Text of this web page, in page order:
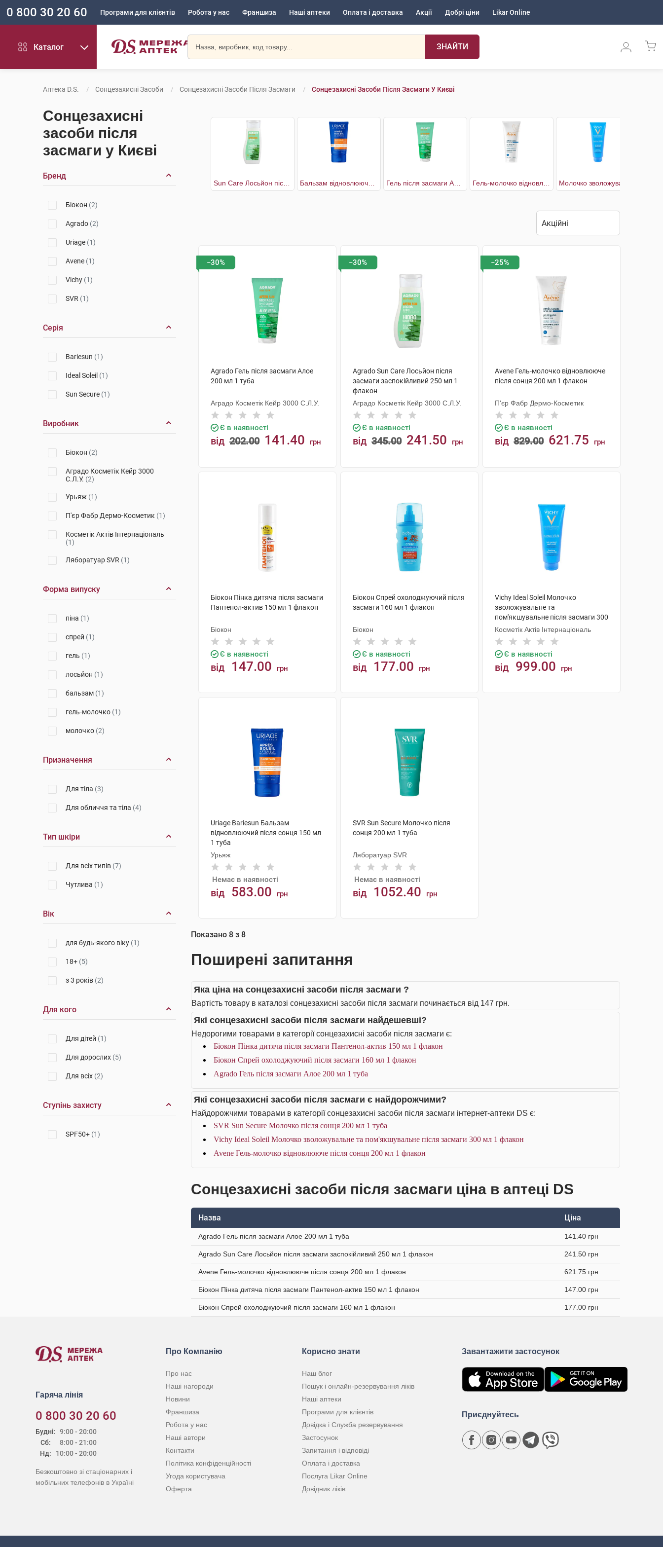
0 800 30 20 60 Програми для клієнтів Робота у нас Франшиза Наші аптеки Оплата і доставка Акції Добрі ціни Likar Online
Каталог ЗНАЙТИ
Аптека D.S. Сонцезахисні Засоби Сонцезахисні Засоби Після Засмаги Сонцезахисні Засоби Після Засмаги У Києві
Сонцезахисні
засоби після
засмаги у Києві
Бренд
Біокон (2)
Agrado (2)
Uriage (1)
Avene (1)
Vichy (1)
SVR (1)
Серія
Bariesun (1)
Ideal Soleil (1)
Sun Secure (1)
Виробник
Біокон (2)
Аградо Косметік Кейр 3000
С.Л.У. (2)
Урьяж (1)
П'єр Фабр Дермо-Косметик (1)
Косметік Актів Інтернаціональ
(1)
Ляборатуар SVR (1)
Форма випуску
піна (1)
спрей (1)
гель (1)
лосьйон (1)
бальзам (1)
гель-молочко (1)
молочко (2)
Призначення
Для тіла (3)
Для обличчя та тіла (4)
Тип шкіри
Для всіх типів (7)
Чутлива (1)
Вік
для будь-якого віку (1)
18+ (5)
з 3 років (2)
Для кого
Для дітей (1)
Для дорослих (5)
Для всіх (2)
Ступінь захисту
SPF50+ (1)
−30%
Agrado Гель після засмаги Алое
200 мл 1 туба
Аградо Косметік Кейр 3000 С.Л.У.
Є в наявності
від 202.00 141.40 грн
−30%
Agrado Sun Care Лосьйон після
засмаги заспокійливий 250 мл 1
флакон
Аградо Косметік Кейр 3000 С.Л.У.
Є в наявності
від 345.00 241.50 грн
−25%
Avene Гель-молочко відновлюючe
після сонця 200 мл 1 флакон
П'єр Фабр Дермо-Косметик
Є в наявності
від 829.00 621.75 грн
Біокон Пінка дитяча після засмаги
Пантенол-актив 150 мл 1 флакон
Біокон
Є в наявності
від 147.00 грн
Біокон Спрей охолоджуючий після
засмаги 160 мл 1 флакон
Біокон
Є в наявності
від 177.00 грн
Vichy Ideal Soleil Молочко
зволожувальне та
пом'якшувальне після засмаги 300
мл 1 флакон
Косметік Актів Інтернаціональ
Є в наявності
від 999.00 грн
Uriage Bariesun Бальзам
відновлюючий після сонця 150 мл
1 туба
Урьяж
Немає в наявності
від 583.00 грн
SVR Sun Secure Молочко після
сонця 200 мл 1 туба
Ляборатуар SVR
Немає в наявності
від 1052.40 грн
Показано 8 з 8
Поширені запитання
Яка ціна на сонцезахисні засоби після засмаги ?
Вартість товару в каталозі сонцезахисні засоби після засмаги починається від 147 грн.
Які сонцезахисні засоби після засмаги найдешевші?
Недорогими товарами в категорії сонцезахисні засоби після засмаги є:
Біокон Пінка дитяча після засмаги Пантенол-актив 150 мл 1 флакон
Біокон Спрей охолоджуючий після засмаги 160 мл 1 флакон
Agrado Гель після засмаги Алое 200 мл 1 туба
Які сонцезахисні засоби після засмаги є найдорожчими?
Найдорожчими товарами в категорії сонцезахисні засоби після засмаги інтернет-аптеки DS є:
SVR Sun Secure Молочко після сонця 200 мл 1 туба
Vichy Ideal Soleil Молочко зволожувальне та пом'якшувальне після засмаги 300 мл 1 флакон
Avene Гель-молочко відновлюючe після сонця 200 мл 1 флакон
Сонцезахисні засоби після засмаги ціна в аптеці DS
Назва Ціна
Agrado Гель після засмаги Алое 200 мл 1 туба 141.40 грн
Agrado Sun Care Лосьйон після засмаги заспокійливий 250 мл 1 флакон 241.50 грн
Avene Гель-молочко відновлюючe після сонця 200 мл 1 флакон 621.75 грн
Біокон Пінка дитяча після засмаги Пантенол-актив 150 мл 1 флакон 147.00 грн
Біокон Спрей охолоджуючий після засмаги 160 мл 1 флакон 177.00 грн
Гаряча лінія
0 800 30 20 60
Будні:
Сб:
Нд:
9:00 - 20:00
8:00 - 21:00
10:00 - 20:00
Безкоштовно зі стаціонарних і
мобільних телефонів в Україні
Про Компанію
Про нас
Наші нагороди
Новини
Франшиза
Робота у нас
Наші автори
Контакти
Політика конфіденційності
Угода користувача
Оферта
Корисно знати
Наш блог
Пошук і онлайн-резервування ліків
Наші аптеки
Програми для клієнтів
Довідка і Служба резервування
Застосунок
Запитання і відповіді
Оплата і доставка
Послуга Likar Online
Довідник ліків
Завантажити застосунок
Приєднуйтесь